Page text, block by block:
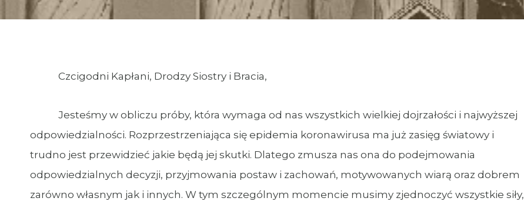
Czcigodni Kapłani, Drodzy Siostry i Bracia,
Jesteśmy w obliczu próby, która wymaga od nas wszystkich wielkiej dojrzałości i najwyższej
odpowiedzialności. Rozprzestrzeniająca się epidemia koronawirusa ma już zasięg światowy i
trudno jest przewidzieć jakie będą jej skutki. Dlatego zmusza nas ona do podejmowania
odpowiedzialnych decyzji, przyjmowania postaw i zachowań, motywowanych wiarą oraz dobrem
zarówno własnym jak i innych. W tym szczególnym momencie musimy zjednoczyć wszystkie siły,